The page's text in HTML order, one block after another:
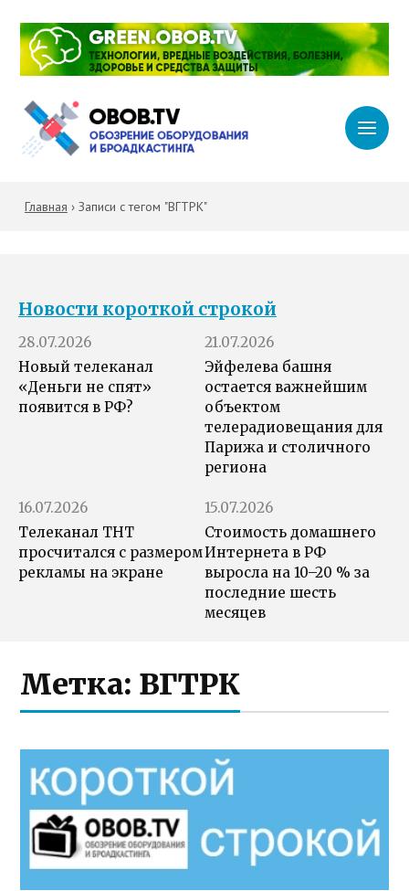
Главная › Записи с тегом "ВГТРК"
Новости короткой строкой
28.07.2026
Новый телеканал
«Деньги не спят»
появится в РФ?
21.07.2026
Эйфелева башня
остается важнейшим
объектом
телерадиовещания для
Парижа и столичного
региона
16.07.2026
Телеканал ТНТ
просчитался с размером
рекламы на экране
15.07.2026
Стоимость домашнего
Интернета в РФ
выросла на 10–20 % за
последние шесть
месяцев
Метка: ВГТРК